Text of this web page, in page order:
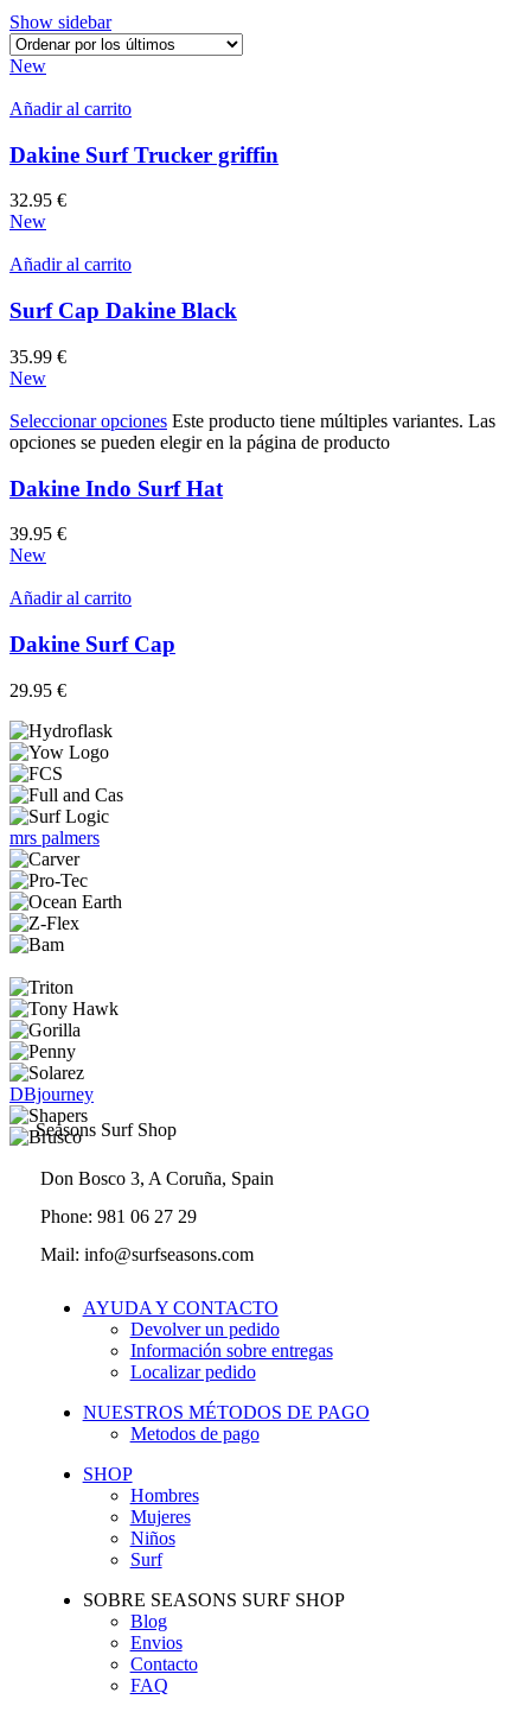
Show sidebar
New
Añadir al carrito
Dakine Surf Trucker griffin
32.95 €
New
Añadir al carrito
Surf Cap Dakine Black
35.99 €
New
Seleccionar opciones Este producto tiene múltiples variantes. Las
opciones se pueden elegir en la página de producto
Dakine Indo Surf Hat
39.95 €
New
Añadir al carrito
Dakine Surf Cap
29.95 €
mrs palmers
DBjourney
Seasons Surf Shop
Don Bosco 3, A Coruña, Spain
Phone: 981 06 27 29
Mail: info@surfseasons.com
AYUDA Y CONTACTO
Devolver un pedido
Información sobre entregas
Localizar pedido
NUESTROS MÉTODOS DE PAGO
Metodos de pago
SHOP
Hombres
Mujeres
Niños
Surf
SOBRE SEASONS SURF SHOP
Blog
Envios
Contacto
FAQ